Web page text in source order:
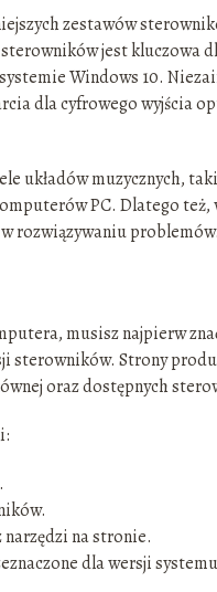
zestawów
jest kluczowa
Windows 10.
dla cyfrowego wyjścia
układów muzycznych,
PC. Dlatego
rozwiązywaniu problemów.
musisz najpierw
sterowników. Strony
oraz dostępnych
narzędzi na stronie.
dla wersji